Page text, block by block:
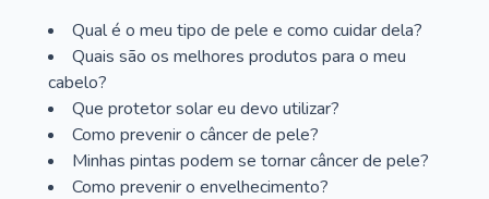
Qual é o meu tipo de pele e como cuidar dela?
Quais são os melhores produtos para o meu
cabelo?
Que protetor solar eu devo utilizar?
Como prevenir o câncer de pele?
Minhas pintas podem se tornar câncer de pele?
Como prevenir o envelhecimento?